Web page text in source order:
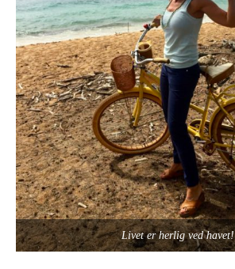
Livet er herlig ved havet!